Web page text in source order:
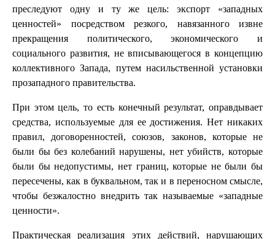
преследуют одну и ту же цель: экспорт «западных
ценностей» посредством резкого, навязанного извне
прекращения политического, экономического и
социального развития, не вписывающегося в концепцию
коллективного Запада, путем насильственной установки
прозападного правительства.
При этом цель, то есть конечный результат, оправдывает
средства, используемые для ее достижения. Нет никаких
правил, договоренностей, союзов, законов, которые не
были бы без колебаний нарушены, нет убийств, которые
были бы недопустимы, нет границ, которые не были бы
пересечены, как в буквальном, так и в переносном смысле,
чтобы безжалостно внедрить так называемые «западные
ценности».
Практическая реализация этих действий, нарушающих